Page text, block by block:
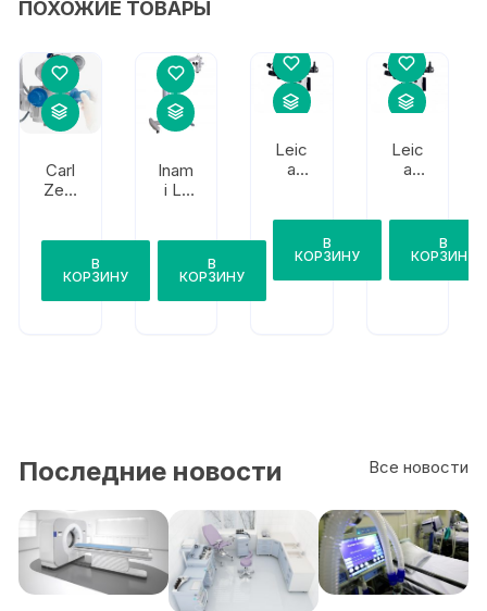
ПОХОЖИЕ ТОВАРЫ
Carl
Zeis
Lum
era
T
В
КОРЗИНУ
Inam
i L-
В
КОРЗИНУ
Leic
a
В
КОРЗИНУ
Leic
a
В
КОРЗИНУ
Все новости
Последние новости